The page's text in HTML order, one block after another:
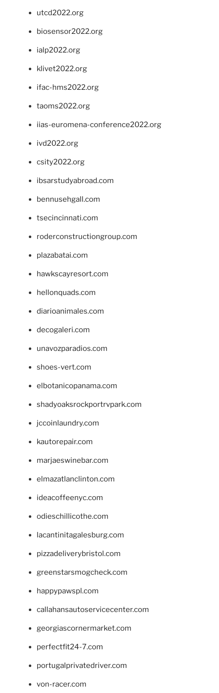
utcd2022.org
biosensor2022.org
ialp2022.org
klivet2022.org
ifac-hms2022.org
taoms2022.org
iias-euromena-conference2022.org
ivd2022.org
csity2022.org
ibsarstudyabroad.com
bennusehgall.com
tsecincinnati.com
roderconstructiongroup.com
plazabatai.com
hawkscayresort.com
hellonquads.com
diarioanimales.com
decogaleri.com
unavozparadios.com
shoes-vert.com
elbotanicopanama.com
shadyoaksrockportrvpark.com
jccoinlaundry.com
kautorepair.com
marjaeswinebar.com
elmazatlanclinton.com
ideacoffeenyc.com
odieschillicothe.com
lacantinitagalesburg.com
pizzadeliverybristol.com
greenstarsmogcheck.com
happypawspl.com
callahansautoservicecenter.com
georgiascornermarket.com
perfectfit24-7.com
portugalprivatedriver.com
von-racer.com